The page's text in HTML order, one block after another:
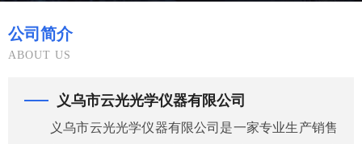
公司简介
ABOUT US
义乌市云光光学仪器有限公司
义乌市云光光学仪器有限公司是一家专业生产销售